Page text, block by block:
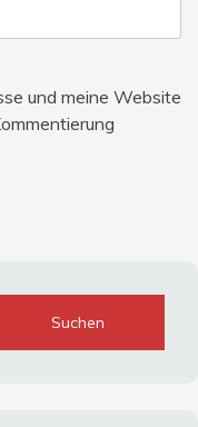
und meine Website